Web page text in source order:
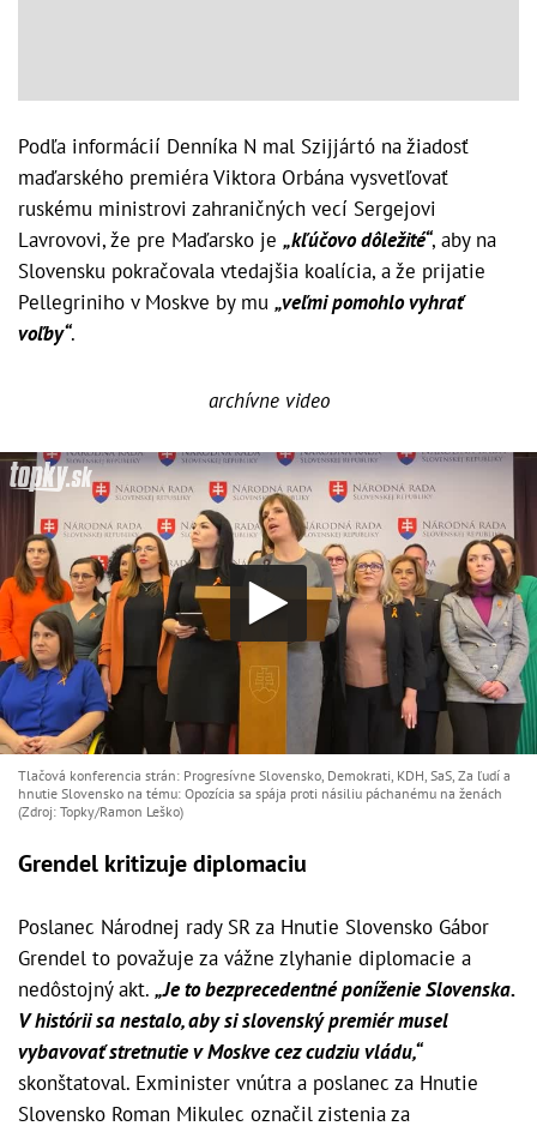
Podľa informácií Denníka N mal Szijjártó na žiadosť
maďarského premiéra Viktora Orbána vysvetľovať
ruskému ministrovi zahraničných vecí Sergejovi
Lavrovovi, že pre Maďarsko je „kľúčovo dôležité“, aby na
Slovensku pokračovala vtedajšia koalícia, a že prijatie
Pellegriniho v Moskve by mu „veľmi pomohlo vyhrať
voľby“.
archívne video
Tlačová konferencia strán: Progresívne Slovensko, Demokrati, KDH, SaS, Za ľudí a
hnutie Slovensko na tému: Opozícia sa spája proti násiliu páchanému na ženách
(Zdroj: Topky/Ramon Leško)
Grendel kritizuje diplomaciu
Poslanec Národnej rady SR za Hnutie Slovensko Gábor
Grendel to považuje za vážne zlyhanie diplomacie a
nedôstojný akt. „Je to bezprecedentné poníženie Slovenska.
V histórii sa nestalo, aby si slovenský premiér musel
vybavovať stretnutie v Moskve cez cudziu vládu,“
skonštatoval. Exminister vnútra a poslanec za Hnutie
Slovensko Roman Mikulec označil zistenia za